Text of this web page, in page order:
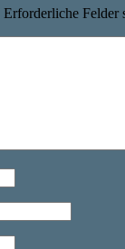
Erforderliche Felder